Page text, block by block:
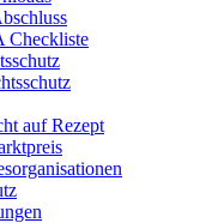
Checkliste
auf Rezept